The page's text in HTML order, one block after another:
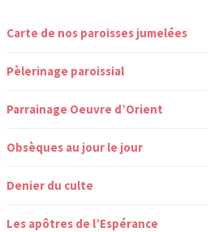
Carte de nos paroisses jumelées
Pèlerinage paroissial
Parrainage Oeuvre d’Orient
Obsèques au jour le jour
Denier du culte
Les apôtres de l’Espérance